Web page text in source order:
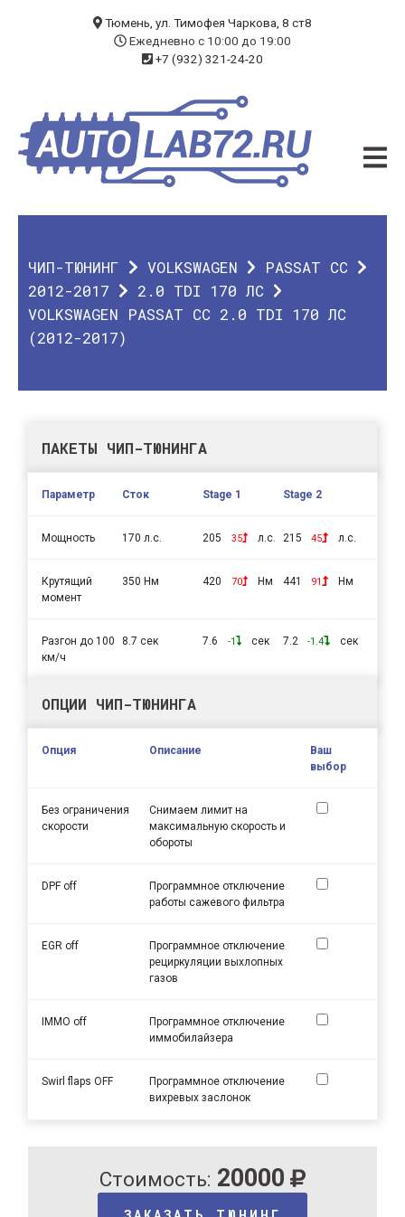
ЧИП-ТЮНИНГ
ДИАГНОСТИКА
О КОМПАНИИ
КОНТАКТЫ
Тюмень, ул. Тимофея Чаркова, 8 ст8
Ежедневно с 10:00 до 19:00
+7 (932) 321-24-20
ЧИП-ТЮНИНГ VOLKSWAGEN
PASSAT CC
2012-2017
2.0 TDI 170 ЛС
VOLKSWAGEN PASSAT CC 2.0 TDI 170 ЛС
(2012-2017)
ПАКЕТЫ ЧИП-ТЮНИНГА
Параметр Сток Stage 1 Stage 2
Мощность 170 л.с. 205 35 л.с. 215 45 л.с.
Крутящий
момент
350 Нм 420 70 Нм 441 91 Нм
Разгон до 100
км/ч
8.7 сек 7.6 -1 сек 7.2 -1.4 сек
ОПЦИИ ЧИП-ТЮНИНГА
Опция Описание
Ваш
выбор
Без ограничения
скорости
Снимаем лимит на
максимальную скорость и
обороты
DPF off
Программное отключение
работы сажевого фильтра
EGR off
Программное отключение
рециркуляции выхлопных
газов
IMMO off
Программное отключение
иммобилайзера
Swirl flaps OFF
Программное отключение
вихревых заслонок
Стоимость: 20000